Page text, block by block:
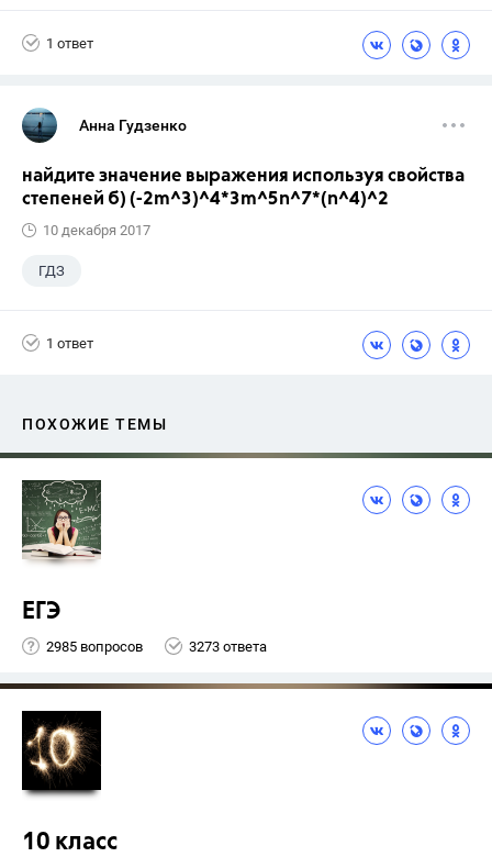
1 ответ
Анна Гудзенко
найдите значение выражения используя свойства
степеней б) (-2m^3)^4*3m^5n^7*(n^4)^2
10 декабря 2017
ГДЗ
1 ответ
ПОХОЖИЕ ТЕМЫ
ЕГЭ
2985 вопросов 3273 ответа
10 класс